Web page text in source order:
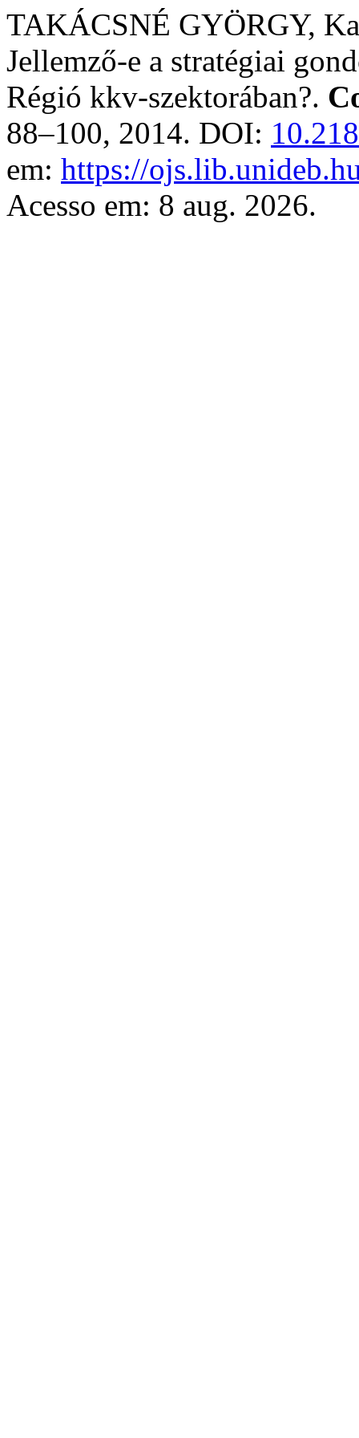
TAKÁCSNÉ GYÖRGY,
Jellemző-e a stratégiai
Régió kkv-szektorában?.
88–100, 2014. DOI:
em: https://
Acesso em: 8 aug. 2026.